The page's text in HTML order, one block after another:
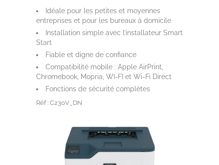
Idéale pour les petites et moyennes
entreprises et pour les bureaux à domicile
Installation simple avec l’installateur Smart
Start
Fiable et digne de confiance
Compatibilité mobile : Apple AirPrint,
Chromebook, Mopria, WI-FI et Wi-Fi Direct
Fonctions de sécurité complètes
Réf : C230V_DN